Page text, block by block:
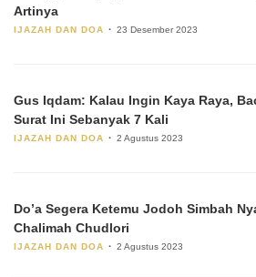
Artinya
IJAZAH DAN DOA 23 Desember 2023
Gus Iqdam: Kalau Ingin Kaya Raya,
Surat Ini Sebanyak 7 Kali
IJAZAH DAN DOA 2 Agustus 2023
Do’a Segera Ketemu Jodoh Simbah
Chalimah Chudlori
IJAZAH DAN DOA 2 Agustus 2023